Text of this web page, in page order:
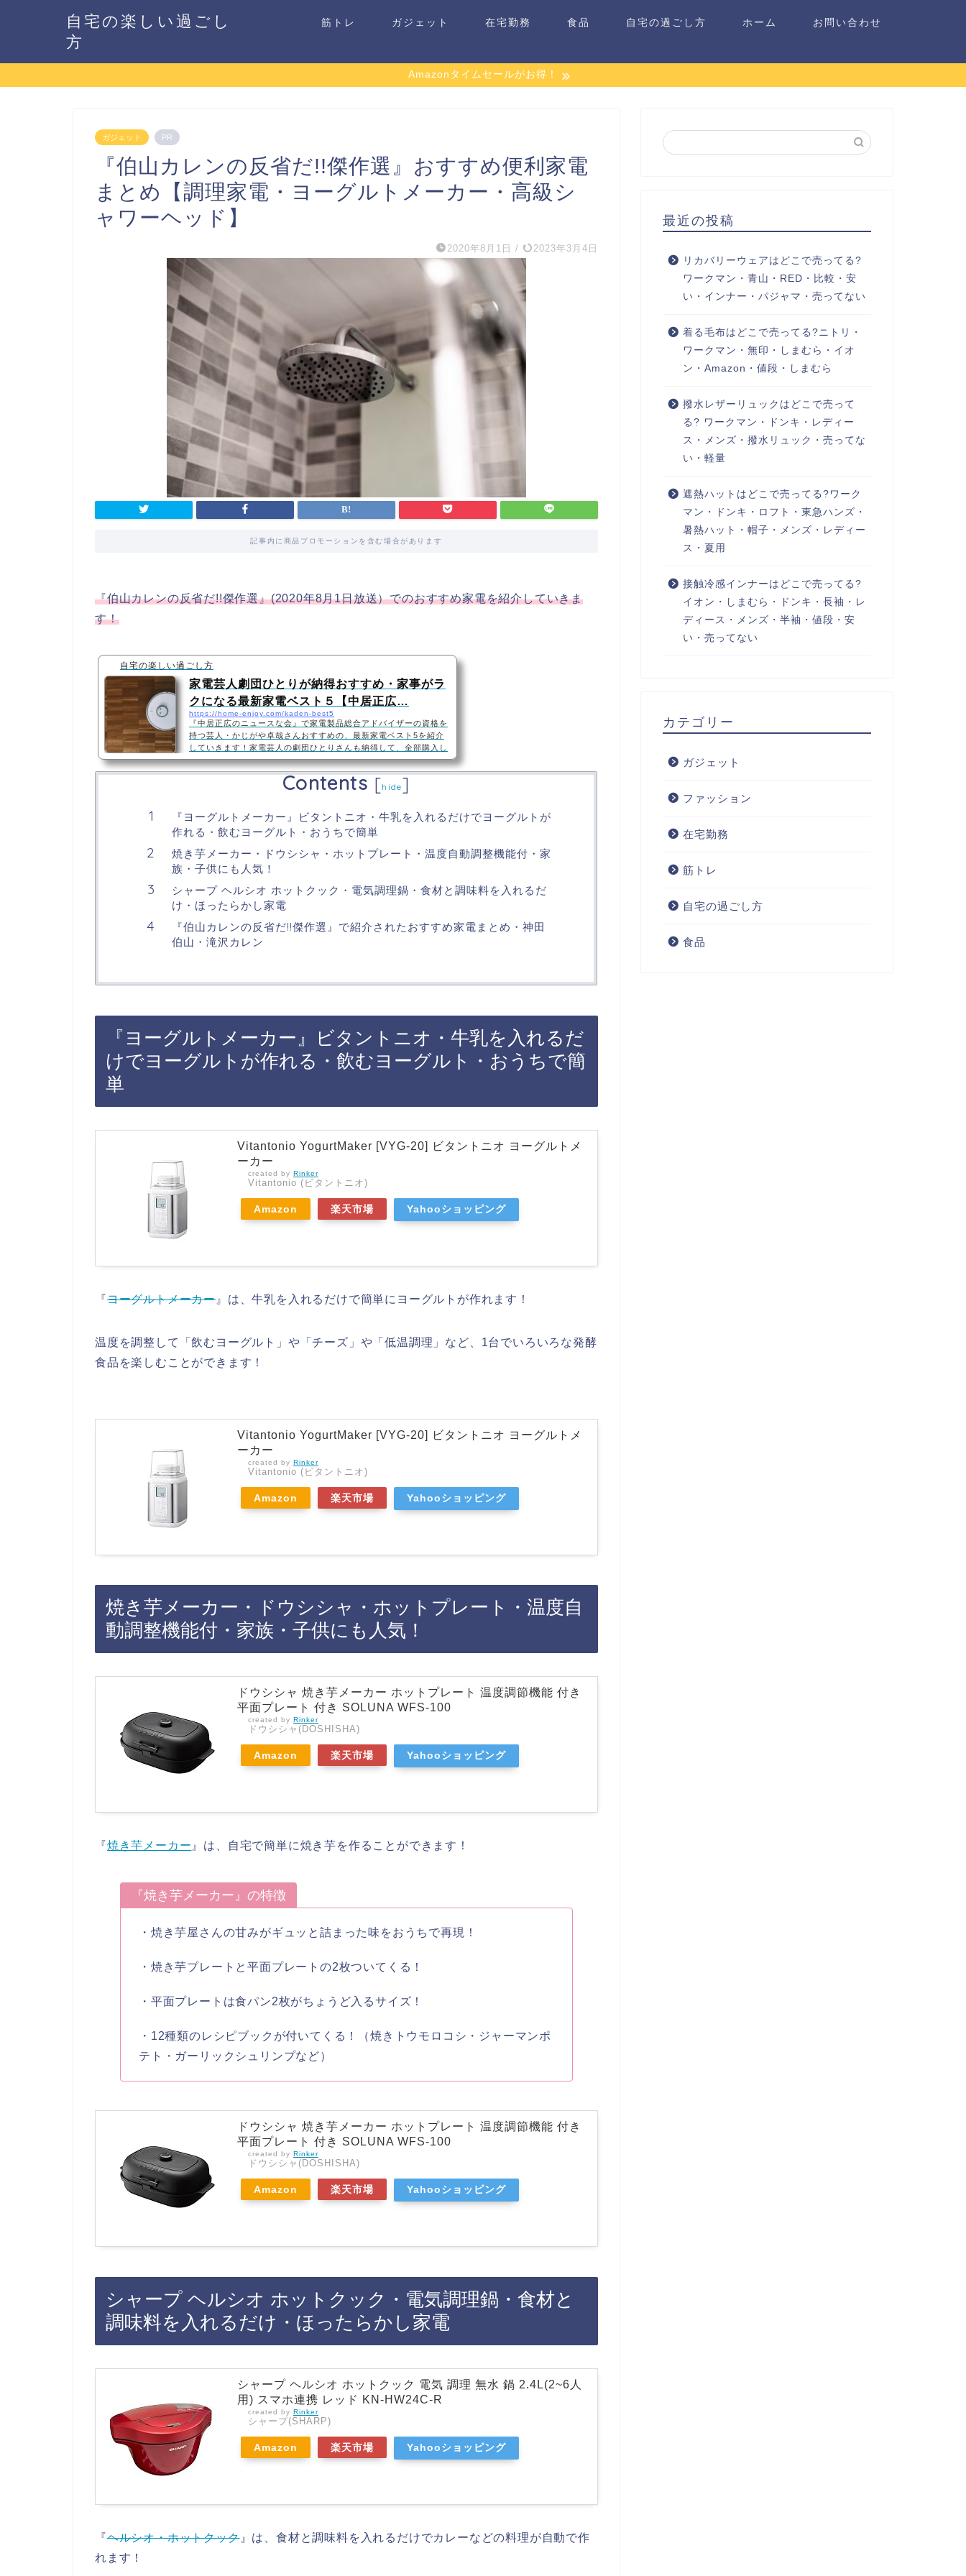
自宅の楽しい過ごし
方
筋トレ ガジェット 在宅勤務 食品 自宅の過ごし方 ホーム お問い合わせ
Amazonタイムセールがお得！
ガジェット PR
『伯山カレンの反省だ!!傑作選』おすすめ便利家電
まとめ【調理家電・ヨーグルトメーカー・高級シ
ャワーヘッド】
2020年8月1日 / 2023年3月4日
記事内に商品プロモーションを含む場合があります
『伯山カレンの反省だ!!傑作選』(2020年8月1日放送）でのおすすめ家電を紹介していきま
す！
自宅の楽しい過ごし方
家電芸人劇団ひとりが納得おすすめ・家事がラ
クになる最新家電ベスト５【中居正広…
https://home-enjoy.com/kaden-best5
『中居正広のニュースな会』で家電製品総合アドバイザーの資格を
持つ芸人・かじがや卓哉さんおすすめの、最新家電ベスト5を紹介
していきます！家電芸人の劇団ひとりさんも納得して、全部購入し
ていました！ →【2021年最新】Amazonで買えるハイテクデジタ
ルガジェットおすすめをまとめました！はコチラ5位：アイロン台
いらずで手軽に洋服のシワが取れる。パナソニック衣類スチーマー
NI-FS760・スチームアイロン『衣類スチーマー スチームアイロ
軽にシワを伸ばすこと…
Contents [hide]
『ヨーグルトメーカー』ビタントニオ・牛乳を入れるだけでヨーグルトが
作れる・飲むヨーグルト・おうちで簡単
焼き芋メーカー・ドウシシャ・ホットプレート・温度自動調整機能付・家
族・子供にも人気！
シャープ ヘルシオ ホットクック・電気調理鍋・食材と調味料を入れるだ
け・ほったらかし家電
『伯山カレンの反省だ!!傑作選』で紹介されたおすすめ家電まとめ・神田
伯山・滝沢カレン
『ヨーグルトメーカー』ビタントニオ・牛乳を入れるだ
けでヨーグルトが作れる・飲むヨーグルト・おうちで簡
単
Vitantonio YogurtMaker [VYG-20] ビタントニオ ヨーグルトメ
ーカー
created by Rinker
Vitantonio (ビタントニオ)
Amazon 楽天市場 Yahooショッピング
『ヨーグルトメーカー 』は、牛乳を入れるだけで簡単にヨーグルトが作れます！
温度を調整して「飲むヨーグルト」や「チーズ」や「低温調理」など、1台でいろいろな発酵
食品を楽しむことができます！
Vitantonio YogurtMaker [VYG-20] ビタントニオ ヨーグルトメ
ーカー
created by Rinker
Vitantonio (ビタントニオ)
Amazon 楽天市場 Yahooショッピング
焼き芋メーカー・ドウシシャ・ホットプレート・温度自
動調整機能付・家族・子供にも人気！
ドウシシャ 焼き芋メーカー ホットプレート 温度調節機能 付き
平面プレート 付き SOLUNA WFS-100
created by Rinker
ドウシシャ(DOSHISHA)
Amazon 楽天市場 Yahooショッピング
『焼き芋メーカー 』は、自宅で簡単に焼き芋を作ることができます！
『焼き芋メーカー』の特徴
・焼き芋屋さんの甘みがギュッと詰まった味をおうちで再現！
・焼き芋プレートと平面プレートの2枚ついてくる！
・平面プレートは食パン2枚がちょうど入るサイズ！
・12種類のレシピブックが付いてくる！（焼きトウモロコシ・ジャーマンポ
テト・ガーリックシュリンプなど）
ドウシシャ 焼き芋メーカー ホットプレート 温度調節機能 付き
平面プレート 付き SOLUNA WFS-100
created by Rinker
ドウシシャ(DOSHISHA)
Amazon 楽天市場 Yahooショッピング
シャープ ヘルシオ ホットクック・電気調理鍋・食材と
調味料を入れるだけ・ほったらかし家電
シャープ ヘルシオ ホットクック 電気 調理 無水 鍋 2.4L(2~6人
用) スマホ連携 レッド KN-HW24C-R
created by Rinker
シャープ(SHARP)
Amazon 楽天市場 Yahooショッピング
『ヘルシオ・ホットクック』は、食材と調味料を入れるだけでカレーなどの料理が自動で作
れます！
最近の投稿
リカバリーウェアはどこで売ってる?
ワークマン・青山・RED・比較・安
い・インナー・パジャマ・売ってない
着る毛布はどこで売ってる?ニトリ・
ワークマン・無印・しまむら・イオ
ン・Amazon・値段・しまむら
撥水レザーリュックはどこで売って
る? ワークマン・ドンキ・レディー
ス・メンズ・撥水リュック・売ってな
い・軽量
遮熱ハットはどこで売ってる?ワーク
マン・ドンキ・ロフト・東急ハンズ・
暑熱ハット・帽子・メンズ・レディー
ス・夏用
接触冷感インナーはどこで売ってる?
イオン・しまむら・ドンキ・長袖・レ
ディース・メンズ・半袖・値段・安
い・売ってない
カテゴリー
ガジェット
ファッション
在宅勤務
筋トレ
自宅の過ごし方
食品